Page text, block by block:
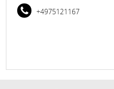
+4975121167